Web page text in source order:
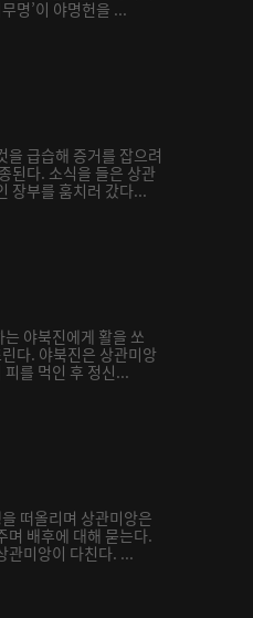
명’이 야명헌을 ...
을 급습해 증거를 잡으려
된다. 소식을 들은 상관
장부를 훔치러 갔다...
야북진에게 활을 쏘
관미앙
를 먹인 후 정신...
떠올리며 상관미앙은
며 배후에 대해 묻는다.
관미앙이 다친다. ...